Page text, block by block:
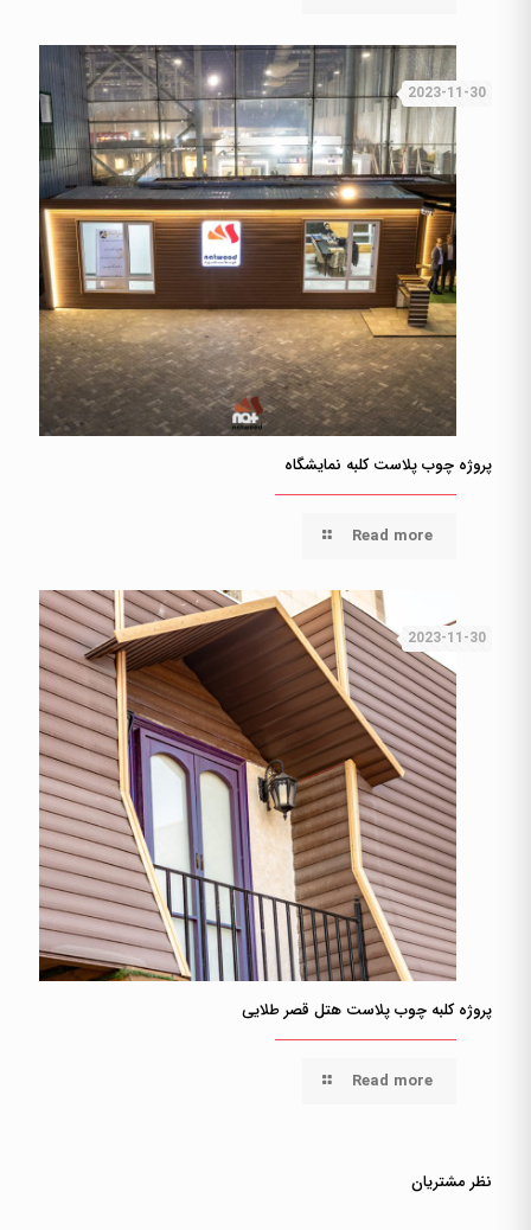
2023-11-30
پروژه چوب پلاست کلبه نمایشگاه
Read more
2023-11-30
پروژه کلبه چوب پلاست هتل قصر طلایی
Read more
نظر مشتریان